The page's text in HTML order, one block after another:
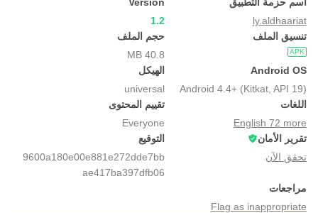
ly.aldhaariat
1.2
تنسيق الملف
APK
حجم الملف
40.8 MB
Android OS
Android 4.4+ (Kitkat, API 19)
الهيكل
universal
اللغات
English 72 more
تقييم المحتوى
Everyone
تقرير الأمان
تحقق الآن
التوقيع
9600a180e00e881e272dde7bb
ae417ba397dfb06
مراجعات
Flag as inappropriate